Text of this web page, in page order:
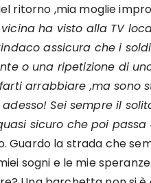
ritorno ,mia moglie
ha visto alla TV
assicura che i
o una ripetizione di
arrabbiare ,ma
Sei sempre il
sicuro che poi passa
Guardo la strada che
sogni e le mie